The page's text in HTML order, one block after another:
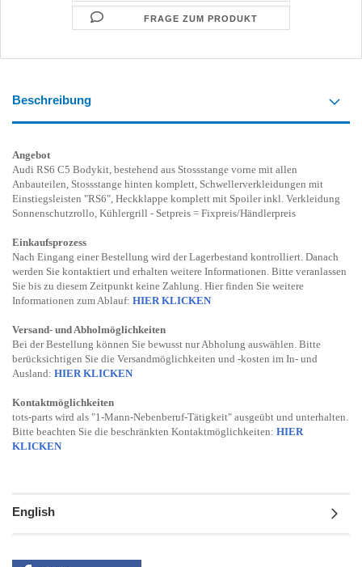
FRAGE ZUM PRODUKT
Beschreibung
Angebot
Audi RS6 C5 Bodykit, bestehend aus Stossstange vorne mit allen
Anbauteilen, Stossstange hinten komplett, Schwellerverkleidungen mit
Einstiegsleisten "RS6", Heckklappe komplett mit Spoiler inkl. Verkleidung
Sonnenschutzrollo, Kühlergrill - Setpreis = Fixpreis/Händlerpreis
Einkaufsprozess
Nach Eingang einer Bestellung wird der Lagerbestand kontrolliert. Danach
werden Sie kontaktiert und erhalten weitere Informationen. Bitte veranlassen
Sie bis zu diesem Zeitpunkt keine Zahlung. Hier finden Sie weitere
Informationen zum Ablauf: HIER KLICKEN
Versand- und Abholmöglichkeiten
Bei der Bestellung können Sie bewusst nur Abholung auswählen. Bitte
berücksichtigen Sie die Versandmöglichkeiten und -kosten im In- und
Ausland: HIER KLICKEN
Kontaktmöglichkeiten
tots-parts wird als "1-Mann-Nebenberuf-Tätigkeit" ausgeübt und unterhalten.
Bitte beachten Sie die beschränkten Kontaktmöglichkeiten: HIER
KLICKEN
English